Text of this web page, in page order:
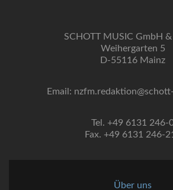
SCHOTT MUSIC GmbH &
Weihergarten 5
D-55116 Mainz
Email:
Tel. +49 6131 246-
Fax. +49 6131 246-
Über uns